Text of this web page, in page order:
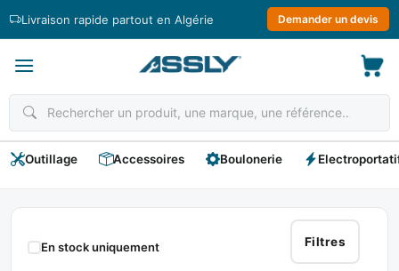
Livraison rapide partout en Algérie Demander un devis
Outillage Accessoires Boulonerie
LIFETRA
Filtres
En stock uniquement